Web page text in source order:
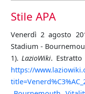
Stile APA
Venerdì 2 agosto
Stadium -
1).LazioWiki. Estratto
https://